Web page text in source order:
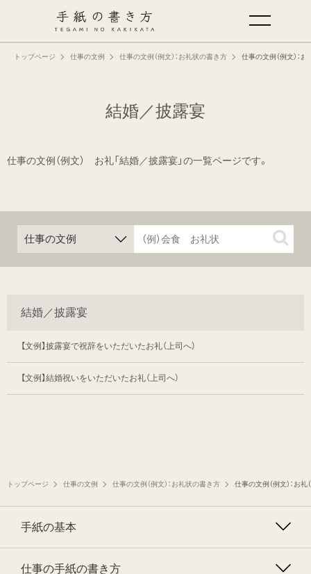
トップページ 仕事の文例 仕事の文例（例文）：お礼状の書き方 仕事の文例（例文）：お
結婚／披露宴
仕事の文例（例文） お礼「結婚／披露宴」の一覧ページです。
結婚／披露宴
【文例】披露宴で祝辞をいただいたお礼（上司へ）
【文例】結婚祝いをいただいたお礼（上司へ）
トップページ 仕事の文例 仕事の文例（例文）：お礼状の書き方 仕事の文例（例文）：お礼
手紙の基本
仕事の手紙の書き方
手紙の基本
仕事の手紙の書き方
特集